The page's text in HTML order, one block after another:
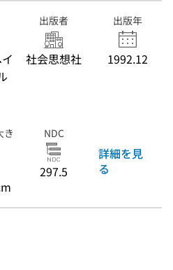
出版者
社会思想社
出版年
1992.12
き
NDC
297.5
詳細を見
る